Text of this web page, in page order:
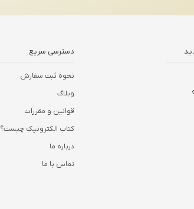
دسترسی سریع
نحوه ثبت سفارش
وبلاگ
قوانین و مقررات
کتاب الکترونیک چیست؟
درباره ما
تماس با ما